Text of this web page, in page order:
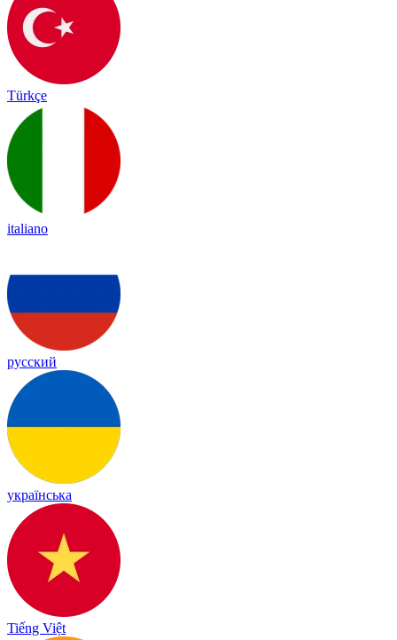
Türkçe
italiano
русский
українська
Tiếng Việt